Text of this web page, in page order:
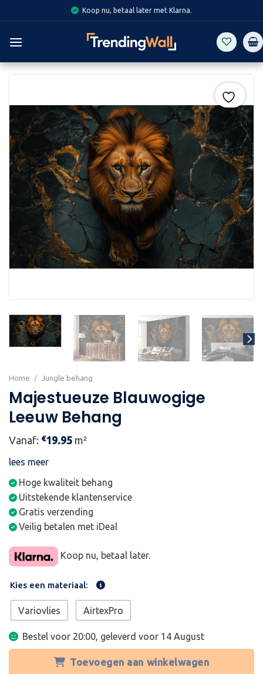
to
content
Koop nu, betaal later met Klarna.
Home / Jungle behang
Majestueuze Blauwogige
Leeuw Behang
Vanaf: €19.95 m²
lees meer
Hoge kwaliteit behang
Uitstekende klantenservice
Gratis verzending
Veilig betalen met iDeal
Koop nu, betaal later.
Kies een materiaal:
Variovlies AirtexPro
Bestel voor 20:00, geleverd voor 14 August
Toevoegen aan winkelwagen